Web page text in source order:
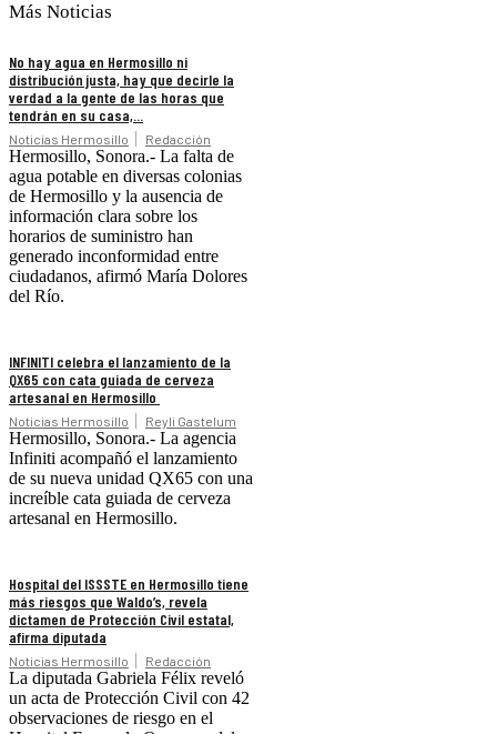
Más Noticias
No hay agua en Hermosillo ni
distribución justa, hay que decirle la
verdad a la gente de las horas que
tendrán en su casa,...
Noticias Hermosillo Redacción
Hermosillo, Sonora.- La falta de
agua potable en diversas colonias
de Hermosillo y la ausencia de
información clara sobre los
horarios de suministro han
generado inconformidad entre
ciudadanos, afirmó María Dolores
del Río.
INFINITI celebra el lanzamiento de la
QX65 con cata guiada de cerveza
artesanal en Hermosillo
Noticias Hermosillo Reyli Gastelum
Hermosillo, Sonora.- La agencia
Infiniti acompañó el lanzamiento
de su nueva unidad QX65 con una
increíble cata guiada de cerveza
artesanal en Hermosillo.
Hospital del ISSSTE en Hermosillo tiene
más riesgos que Waldo’s, revela
dictamen de Protección Civil estatal,
afirma diputada
Noticias Hermosillo Redacción
La diputada Gabriela Félix reveló
un acta de Protección Civil con 42
observaciones de riesgo en el